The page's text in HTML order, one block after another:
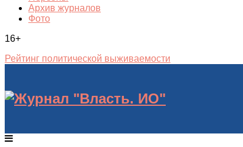
Архив журналов
Фото
16+
Рейтинг политической выживаемости